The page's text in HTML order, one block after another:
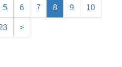
5 6 7 8 9 10
>